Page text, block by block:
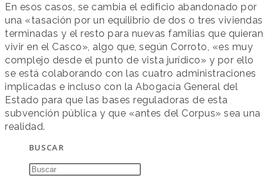
En esos casos, se cambia el edificio abandonado por
una «tasación por un equilibrio de dos o tres viviendas
terminadas y el resto para nuevas familias que quieran
vivir en el Casco», algo que, según Corroto, «es muy
complejo desde el punto de vista jurídico» y por ello
se está colaborando con las cuatro administraciones
implicadas e incluso con la Abogacía General del
Estado para que las bases reguladoras de esta
subvención pública y que «antes del Corpus» sea una
realidad.
BUSCAR